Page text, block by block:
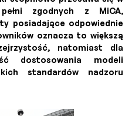
zgodnych z MiCA,
posiadające odpowiednie
oznacza to większą
natomiast dla
dostosowania modeli
standardów nadzoru